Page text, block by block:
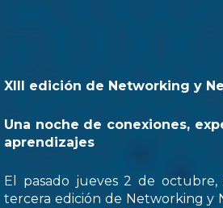
XIII edición de Networking y
Una noche de conexiones,
aprendizajes
El pasado jueves 2 de octubre,
tercera edición de Networking y